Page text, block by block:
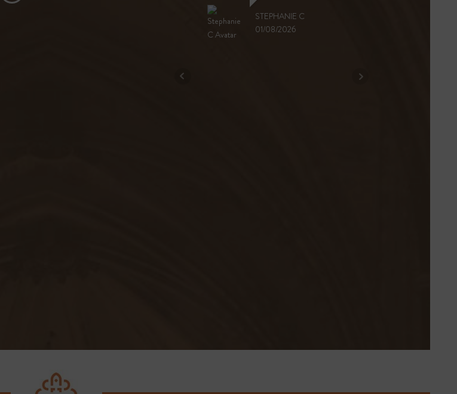
STEPHANIE C
01/08/2026
écrasantes. Les cours et le jardin